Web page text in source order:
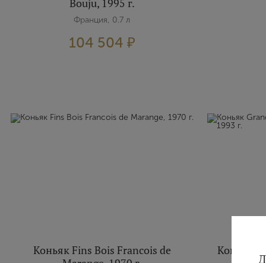
Bouju, 1995 г.
Франция, 0.7 л
104 504 ₽
Коньяк Fins Bois Francois de
Коньяк